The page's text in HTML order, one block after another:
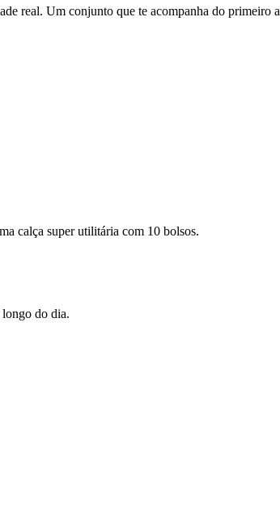
real. Um conjunto que te acompanha do primeiro
calça super utilitária com 10 bolsos.
longo do dia.